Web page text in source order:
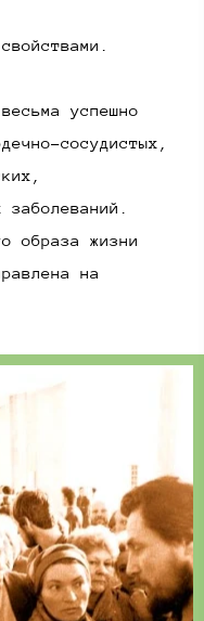
успешно
сосудистых,
образа жизни
на